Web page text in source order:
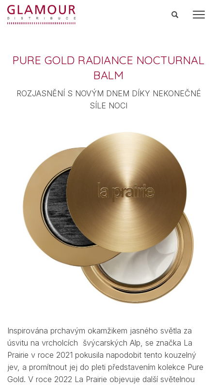
PURE GOLD RADIANCE NOCTURNAL
BALM
ROZJASNĚNÍ S NOVÝM DNEM DÍKY NEKONEČNÉ
SÍLE NOCI
Inspirována prchavým okamžikem jasného světla za
úsvitu na vrcholcích švýcarských Alp, se značka La
Prairie v roce 2021 pokusila napodobit tento kouzelný
jev, a promítnout jej do pleti představením kolekce Pure
Gold. V roce 2022 La Prairie objevuje další světelnou